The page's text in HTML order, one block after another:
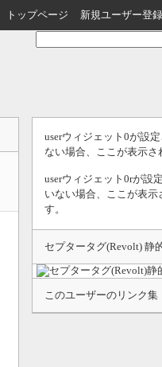
トップページ 新規ユーザー登録
userウィジェット0が設
ない場合、ここが表示さ
userウィジェット0rが設
いない場合、ここが表示
す。
セプタータグ(Revolt) 静
このユーザーのリンク集